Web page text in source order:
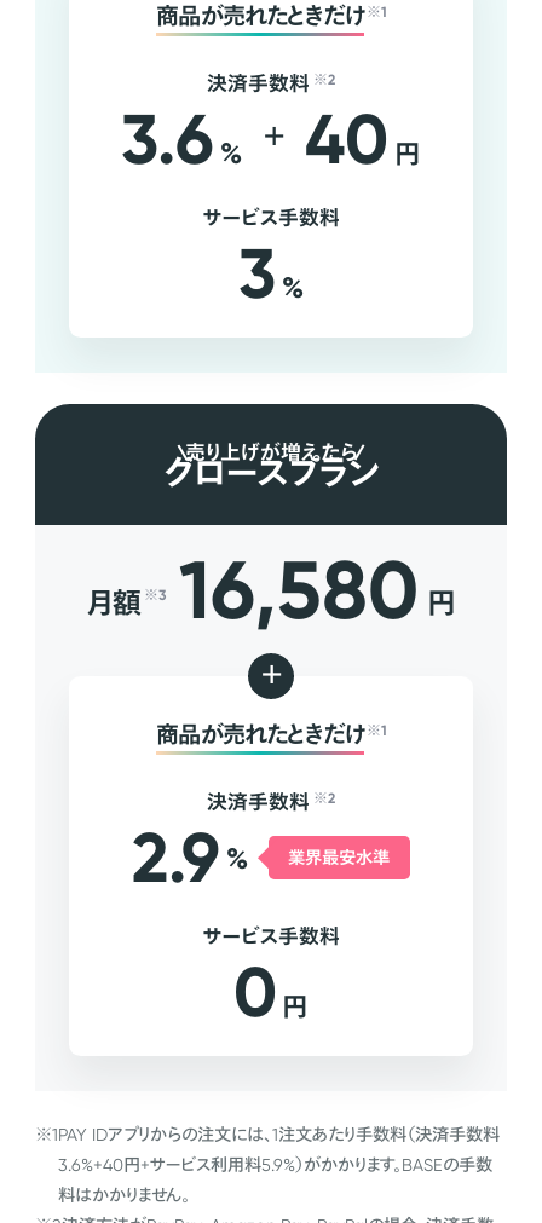
商品が売れたときだけ ※1
決済手数料 ※2
3.6 % + 40 円
サービス手数料
3 %
売り上げが増えたら
グロースプラン
月額 ※3 16,580 円
+
商品が売れたときだけ ※1
決済手数料 ※2
2.9 % 業界最安水準
サービス手数料
0 円
※1PAY IDアプリからの注文には、1注文あたり手数料（決済手数料
3.6%+40円+サービス利用料5.9%）がかかります。BASEの手数
料はかかりません。